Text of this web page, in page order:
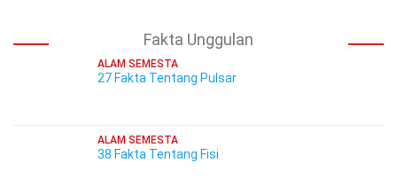
Fakta Unggulan
ALAM SEMESTA
27 Fakta Tentang Pulsar
ALAM SEMESTA
38 Fakta Tentang Fisi